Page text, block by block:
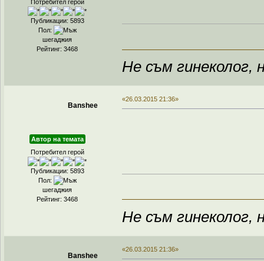
Потребител герой
Публикации: 5893
Пол:
шегаджия
Рейтинг: 3468
Не съм гинеколог,
Banshee
Автор на темата
Потребител герой
Публикации: 5893
Пол:
шегаджия
Рейтинг: 3468
«26.03.2015 21:36»
Не съм гинеколог,
Banshee
«26.03.2015 21:36»